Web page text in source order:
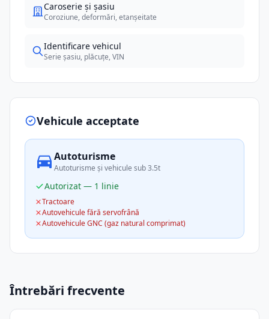
Caroserie și șasiu
Coroziune, deformări, etanșeitate
Identificare vehicul
Serie șasiu, plăcuțe, VIN
Vehicule acceptate
Autoturisme
Autoturisme și vehicule sub 3.5t
Autorizat — 1 linie
Tractoare
Autovehicule fără servofrână
Autovehicule GNC (gaz natural comprimat)
Întrebări frecvente